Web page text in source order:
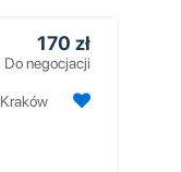
170 zł
Do negocjacji
Kraków